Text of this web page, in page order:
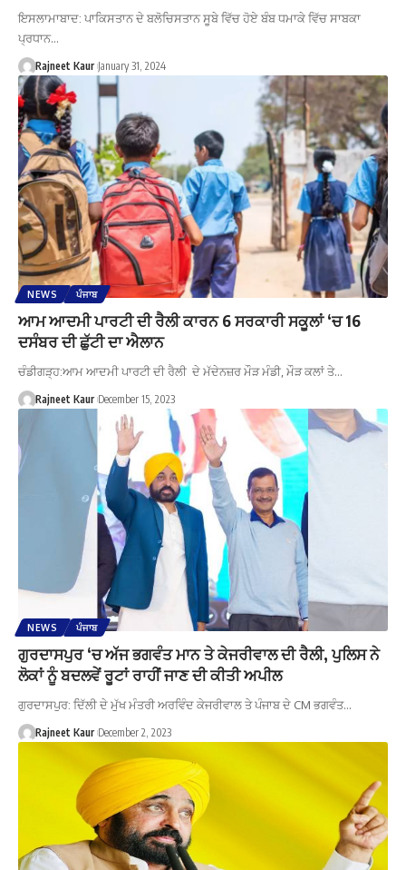
ਇਸਲਾਮਾਬਾਦ: ਪਾਕਿਸਤਾਨ ਦੇ ਬਲੋਚਿਸਤਾਨ ਸੂਬੇ ਵਿੱਚ ਹੋਏ ਬੰਬ ਧਮਾਕੇ ਵਿੱਚ ਸਾਬਕਾ
ਪ੍ਰਧਾਨ…
Rajneet Kaur January 31, 2024
NEWS ਪੰਜਾਬ
ਆਮ ਆਦਮੀ ਪਾਰਟੀ ਦੀ ਰੈਲੀ ਕਾਰਨ 6 ਸਰਕਾਰੀ ਸਕੂਲਾਂ ‘ਚ 16
ਦਸੰਬਰ ਦੀ ਛੁੱਟੀ ਦਾ ਐਲਾਨ
ਚੰਡੀਗੜ੍ਹ:ਆਮ ਆਦਮੀ ਪਾਰਟੀ ਦੀ ਰੈਲੀ ਦੇ ਮੱਦੇਨਜ਼ਰ ਮੌੜ ਮੰਡੀ, ਮੌੜ ਕਲਾਂ ਤੇ…
Rajneet Kaur December 15, 2023
NEWS ਪੰਜਾਬ
ਗੁਰਦਾਸਪੁਰ ‘ਚ ਅੱਜ ਭਗਵੰਤ ਮਾਨ ਤੇ ਕੇਜਰੀਵਾਲ ਦੀ ਰੈਲੀ, ਪੁਲਿਸ ਨੇ
ਲੋਕਾਂ ਨੂੰ ਬਦਲਵੇਂ ਰੂਟਾਂ ਰਾਹੀਂ ਜਾਣ ਦੀ ਕੀਤੀ ਅਪੀਲ
ਗੁਰਦਾਸਪੁਰ: ਦਿੱਲੀ ਦੇ ਮੁੱਖ ਮੰਤਰੀ ਅਰਵਿੰਦ ਕੇਜਰੀਵਾਲ ਤੇ ਪੰਜਾਬ ਦੇ CM ਭਗਵੰਤ…
Rajneet Kaur December 2, 2023